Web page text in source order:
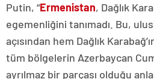
Putin, “Ermenistan, Dağlık
egemenliğini tanımadı. Bu,
açısından hem Dağlık
tüm bölgelerin Azerbaycan
ayrılmaz bir parçası olduğu